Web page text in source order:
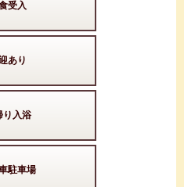
受入
あり
り入浴
駐車場